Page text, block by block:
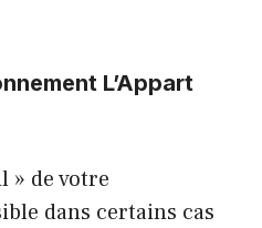
L’Appart
» de votre
dans certains cas